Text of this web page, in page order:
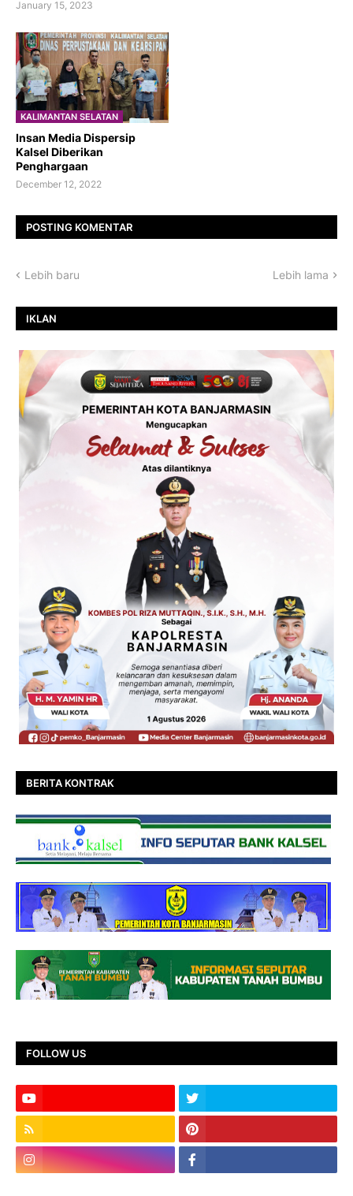
January 15, 2023
KALIMANTAN SELATAN
Insan Media Dispersip
Kalsel Diberikan
Penghargaan
December 12, 2022
POSTING KOMENTAR
Lebih baru Lebih lama
IKLAN
BERITA KONTRAK
FOLLOW US